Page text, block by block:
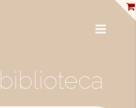
Toggle
biblioteca